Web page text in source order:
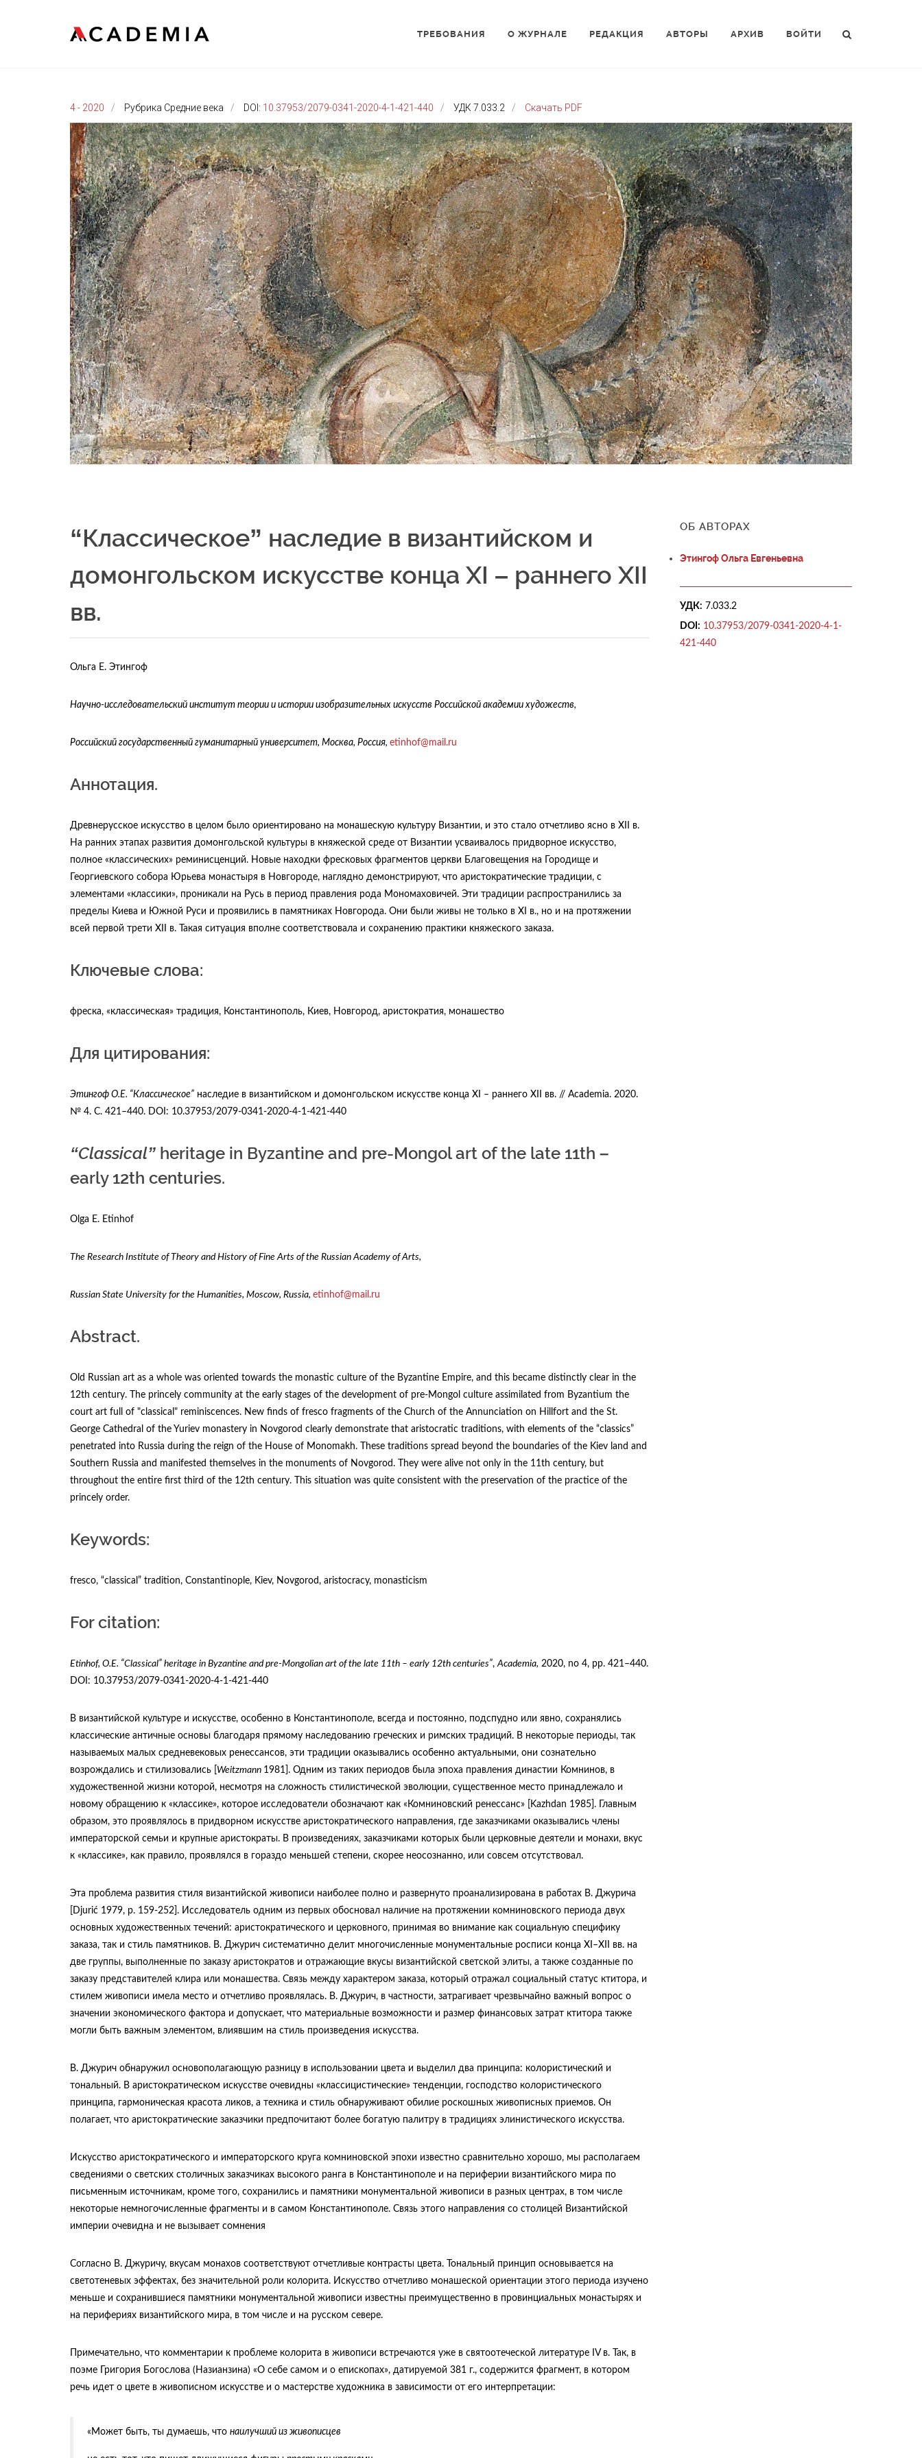
ТРЕБОВАНИЯ О ЖУРНАЛЕ РЕДАКЦИЯ АВТОРЫ АРХИВ ВОЙТИ
4 - 2020 Рубрика Средние века DOI: 10.37953/2079-0341-2020-4-1-421-440 УДК 7.033.2 Скачать PDF
“Классическое” наследие в византийском и
домонгольском искусстве конца XI – раннего XII
вв.
Ольга Е. Этингоф
Научно-исследовательский институт теории и истории изобразительных искусств Российской академии художеств,
Российский государственный гуманитарный университет, Москва, Россия, etinhof@mail.ru
Аннотация.
Древнерусское искусство в целом было ориентировано на монашескую культуру Византии, и это стало отчетливо ясно в XII в.
На ранних этапах развития домонгольской культуры в княжеской среде от Византии усваивалось придворное искусство,
полное «классических» реминисценций. Новые находки фресковых фрагментов церкви Благовещения на Городище и
Георгиевского собора Юрьева монастыря в Новгороде, наглядно демонстрируют, что аристократические традиции, с
элементами «классики», проникали на Русь в период правления рода Мономаховичей. Эти традиции распространились за
пределы Киева и Южной Руси и проявились в памятниках Новгорода. Они были живы не только в XI в., но и на протяжении
всей первой трети XII в. Такая ситуация вполне соответствовала и сохранению практики княжеского заказа.
Ключевые слова:
фреска, «классическая» традиция, Константинополь, Киев, Новгород, аристократия, монашество
Для цитирования:
Этингоф О.Е. “Классическое” наследие в византийском и домонгольском искусстве конца XI – раннего XII вв. // Academia. 2020.
№ 4. С. 421­–440. DOI: 10.37953/2079-0341-2020-4-1-421-440
“Classical” heritage in Byzantine and pre-Mongol art of the late 11th –
early 12th centuries.
Olga E. Etinhof
The Research Institute of Theory and History of Fine Arts of the Russian Academy of Arts,
Russian State University for the Humanities, Moscow, Russia, etinhof@mail.ru
Abstract.
Old Russian art as a whole was oriented towards the monastic culture of the Byzantine Empire, and this became distinctly clear in the
12th century. The princely community at the early stages of the development of pre-Mongol culture assimilated from Byzantium the
court art full of "classical" reminiscences. New finds of fresco fragments of the Church of the Annunciation on Hillfort and the St.
George Cathedral of the Yuriev monastery in Novgorod clearly demonstrate that aristocratic traditions, with elements of the “classics”
penetrated into Russia during the reign of the House of Monomakh. These traditions spread beyond the boundaries of the Kiev land and
Southern Russia and manifested themselves in the monuments of Novgorod. They were alive not only in the 11th century, but
throughout the entire first third of the 12th century. This situation was quite consistent with the preservation of the practice of the
princely order.
Keywords:
fresco, “classical” tradition, Constantinople, Kiev, Novgorod, aristocracy, monasticism
For citation:
Etinhof, O.E. “Classical” heritage in Byzantine and pre-Mongolian art of the late 11th – early 12th centuries”,Academia, 2020, no 4, pp. 421­–440.
DOI: 10.37953/2079-0341-2020-4-1-421-440
В византийской культуре и искусстве, особенно в Константинополе, всегда и постоянно, подспудно или явно, сохранялись
классические античные основы благодаря прямому наследованию греческих и римских традиций. В некоторые периоды, так
называемых малых средневековых ренессансов, эти традиции оказывались особенно актуальными, они сознательно
возрождались и стилизовались [ Weitzmann 1981]. Одним из таких периодов была эпоха правления династии Комнинов, в
художественной жизни которой, несмотря на сложность стилистической эволюции, существенное место принадлежало и
новому обращению к «классике», которое исследователи обозначают как «Комниновский ренессанс» [Kazhdan 1985]. Главным
образом, это проявлялось в придворном искусстве аристократического направления, где заказчиками оказывались члены
императорской семьи и крупные аристократы. В произведениях, заказчиками которых были церковные деятели и монахи, вкус
к «классике», как правило, проявлялся в гораздо меньшей степени, скорее неосознанно, или совсем отсутствовал.
Эта проблема развития стиля византийской живописи наиболее полно и развернуто проанализирована в работах В. Джурича
[Djurić 1979, p. 159-252]. Исследователь одним из первых обосновал наличие на протяжении комниновского периода двух
основных художественных течений: аристократического и церковного, принимая во внимание как социальную специфику
заказа, так и стиль памятников. В. Джурич систематично делит многочисленные монументальные росписи конца XI–XII вв. на
две группы, выполненные по заказу аристократов и отражающие вкусы византийской светской элиты, а также созданные по
заказу представителей клира или монашества. Связь между характером заказа, который отражал социальный статус ктитора, и
стилем живописи имела место и отчетливо проявлялась. В. Джурич, в частности, затрагивает чрезвычайно важный вопрос о
значении экономического фактора и допускает, что материальные возможности и размер финансовых затрат ктитора также
могли быть важным элементом, влиявшим на стиль произведения искусства.
В. Джурич обнаружил основополагающую разницу в использовании цвета и выделил два принципа: колористический и
тональный. В аристократическом искусстве очевидны «классицистические» тенденции, господство колористического
принципа, гармоническая красота ликов, а техника и стиль обнаруживают обилие роскошных живописных приемов. Он
полагает, что аристократические заказчики предпочитают более богатую палитру в традициях элинистического искусства.
Искусство аристократического и императорского круга комниновской эпохи известно сравнительно хорошо, мы располагаем
сведениями о светских столичных заказчиках высокого ранга в Константинополе и на периферии византийского мира по
письменным источникам, кроме того, сохранились и памятники монументальной живописи в разных центрах, в том числе
некоторые немногочисленные фрагменты и в самом Константинополе. Связь этого направления со столицей Византийской
империи очевидна и не вызывает сомнения
Согласно В. Джуричу, вкусам монахов соответствуют отчетливые контрасты цвета. Тональный принцип основывается на
светотеневых эффектах, без значительной роли колорита. Искусство отчетливо монашеской ориентации этого периода изучено
меньше и сохранившиеся памятники монументальной живописи известны преимущественно в провинциальных монастырях и
на перифериях византийского мира, в том числе и на русском севере.
Примечательно, что комментарии к проблеме колорита в живописи встречаются уже в святоотеческой литературе IV в. Так, в
поэме Григория Богослова (Назианзина) «О себе самом и о епископах», датируемой 381 г., содержится фрагмент, в котором
речь идет о цвете в живописном искусстве и о мастерстве художника в зависимости от его интерпретации:
«Может быть, ты думаешь, что наилучший из живописцев
ОБ АВТОРАХ
Этингоф Ольга Евгеньевна
УДК: 7.033.2
DOI: 10.37953/2079-0341-2020-4-1-
421-440